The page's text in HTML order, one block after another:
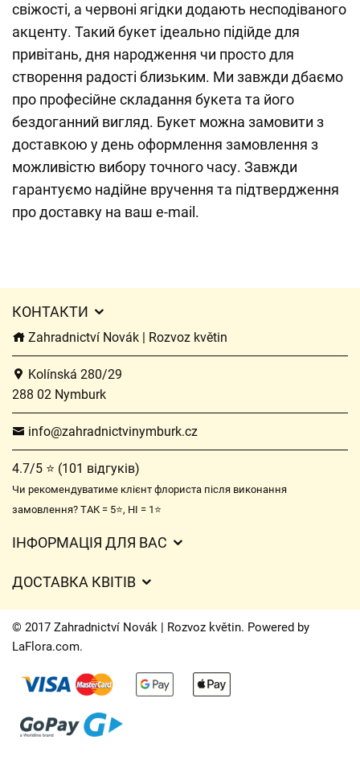
свіжості, а червоні ягідки додають несподіваного
акценту. Такий букет ідеально підійде для
привітань, дня народження чи просто для
створення радості близьким. Ми завжди дбаємо
про професійне складання букета та його
бездоганний вигляд. Букет можна замовити з
доставкою у день оформлення замовлення з
можливістю вибору точного часу. Завжди
гарантуємо надійне вручення та підтвердження
про доставку на ваш e-mail.
КОНТАКТИ
Zahradnictví Novák | Rozvoz květin
Kolínská 280/29
288 02 Nymburk
info@zahradnictvinymburk.cz
4.7/5 ⭐ (101 відгуків)
Чи рекомендуватиме клієнт флориста після виконання
замовлення? ТАК = 5⭐, НІ = 1⭐
ІНФОРМАЦІЯ ДЛЯ ВАС
Захист персональних даних
Час доставки квітів – огляд можливостей
ДОСТАВКА КВІТІВ
Вартість доставки
Куди ми доставляємо квіти
Контакти
© 2017 Zahradnictví Novák | Rozvoz květin. Powered by
LaFlora.com.